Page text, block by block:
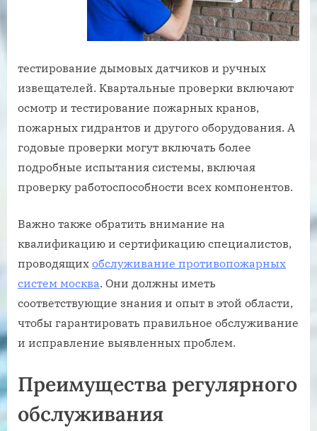
тестирование дымовых датчиков и ручных
извещателей. Квартальные проверки включают
осмотр и тестирование пожарных кранов,
пожарных гидрантов и другого оборудования. А
годовые проверки могут включать более
подробные испытания системы, включая
проверку работоспособности всех компонентов.
Важно также обратить внимание на
квалификацию и сертификацию специалистов,
проводящих обслуживание противопожарных
систем москва. Они должны иметь
соответствующие знания и опыт в этой области,
чтобы гарантировать правильное обслуживание
и исправление выявленных проблем.
Преимущества регулярного
обслуживания